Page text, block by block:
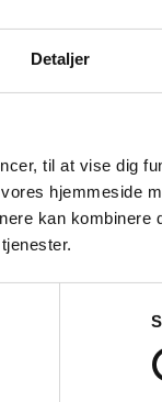
Detaljer
til at vise dig
hjemmeside
kan